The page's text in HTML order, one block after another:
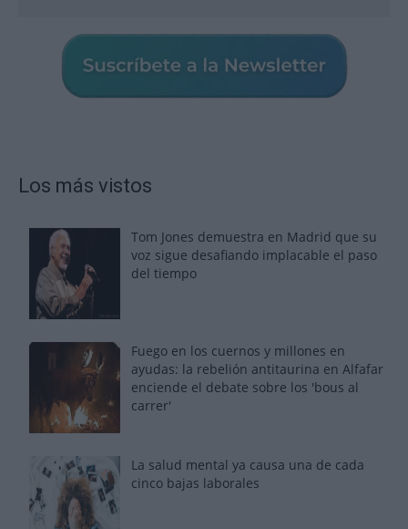
Los más vistos
Tom Jones demuestra en Madrid que su
voz sigue desafiando implacable el paso
del tiempo
Fuego en los cuernos y millones en
ayudas: la rebelión antitaurina en Alfafar
enciende el debate sobre los 'bous al
carrer'
La salud mental ya causa una de cada
cinco bajas laborales